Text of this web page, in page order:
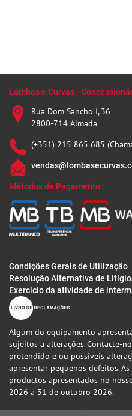
Lombas e Curvas -
Rua Dom Sancho I, 36
2800-714 Almada
(+351) 215 865 685
Métodos de Pagamento
Condições Gerais de Utilização
Resolução Alternativa de
Exercício da atividade de
Algum do equipamento
sujeitos a alterações. Contacte-
pretendido e ou possiveis
apresentar pequenos defeitos.
productos apresentados no
2026 a 31 de outubro 2026.